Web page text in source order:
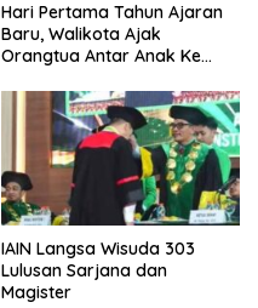
Hari Pertama Tahun Ajaran
Baru, Walikota Ajak
Orangtua Antar Anak Ke
IAIN Langsa Wisuda 303
Lulusan Sarjana dan
Magister